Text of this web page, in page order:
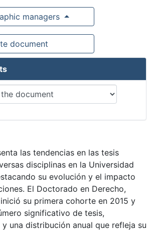
managers
document
las tendencias en las tesis
disciplinas en la Universidad
su evolución y el impacto
El Doctorado en Derecho,
su primera cohorte en 2015 y
significativo de tesis,
una distribución anual que refleja su